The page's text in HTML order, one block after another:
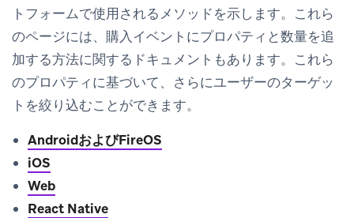
トフォームで使用されるメソッドを示します。これら
のページには、購入イベントにプロパティと数量を追
加する方法に関するドキュメントもあります。これら
のプロパティに基づいて、さらにユーザーのターゲッ
トを絞り込むことができます。
AndroidおよびFireOS
iOS
Web
React Native